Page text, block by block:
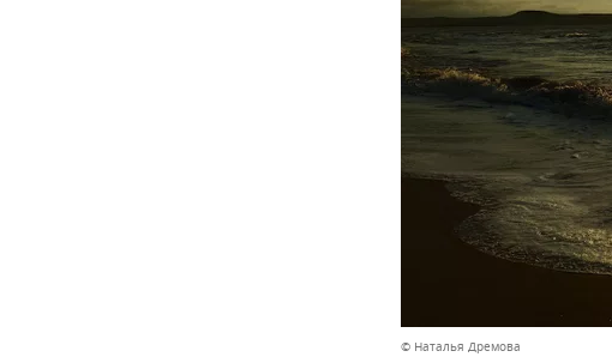
© Наталья Дремова